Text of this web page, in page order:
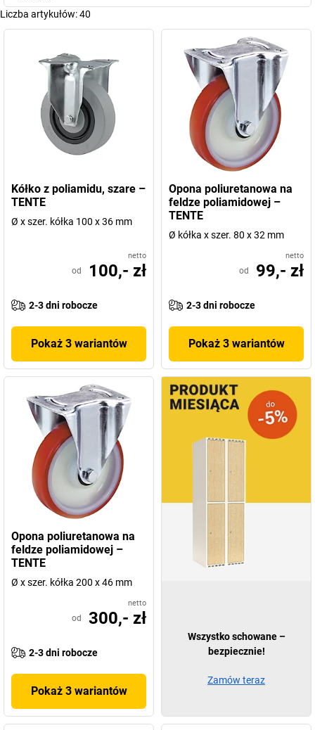
gospodarczemu i ciężkiej pracy przedsiębiorstwo rozrosło się na
tyle, że w latach 60-tych podjęto pierwsze kroki w kierunku
internacjonalizacji. W 1968 r. przedsiębiorstwo wyprodukowało
ponad 10 milionów rolek, w 1970 r. Tente utworzyło pierwszy
magazyn wysokiego składowania w Europie, sterowany
komputerowo. W przeciągu kolejnych lat w drodze zakupów i
przejęć Tente rozrosło się do przedsiębiorstwa o pozycji
globalnego lidera, łącząc przy tym klasyczne wartości
przedsiębiorstwa rodzinnego – wydajność, wiarygodność,
precyzję, bliskość klienta i tradycję z innowacyjnością.
sklepie z rolkami Tente
Państwo wszystko, co potrzebne. Oferujemyrolki odporne na
działanie wysokich temperatur
redukujące emisję hałasuoraz
rolki z centralnym ustalaczem, rolki do mebli
– bo Tente oznacza najwyższą
jakość!
Liczba artykułów:40
Kółko z poliamidu, szare –
TENTE
Ø x szer. kółka 100 x 36 mm
netto
od 100,- zł
2-3 dni robocze
Pokaż 3 wariantów
Opona poliuretanowa na
feldze poliamidowej –
TENTE
Ø kółka x szer. 80 x 32 mm
netto
od 99,- zł
2-3 dni robocze
Pokaż 3 wariantów
Opona poliuretanowa na
feldze poliamidowej –
TENTE
Ø x szer. kółka 200 x 46 mm
netto
od 300,- zł
2-3 dni robocze
Pokaż 3 wariantów
Wszystko schowane –
bezpiecznie!
Zamów teraz